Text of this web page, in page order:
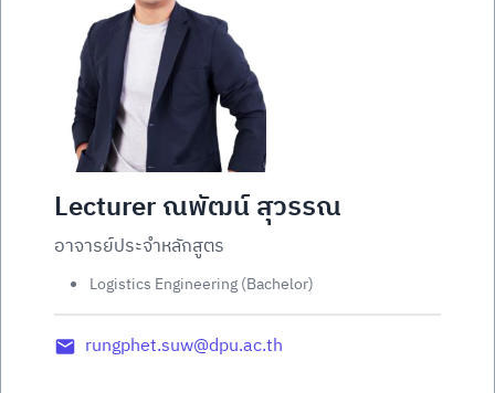
Lecturer ณพัฒน์ สุวรรณ
อาจารย์ประจำหลักสูตร
Logistics Engineering (Bachelor)
rungphet.suw@dpu.ac.th